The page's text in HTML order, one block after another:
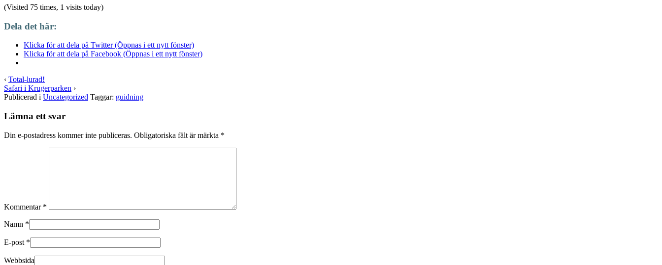
(Visited 75 times, 1 visits today)
Dela det här:
Klicka för att dela på Twitter (Öppnas i ett nytt fönster)
Klicka för att dela på Facebook (Öppnas i ett nytt fönster)
‹ Total-lurad!
Safari i Krugerparken ›
Publicerad i Uncategorized Taggar: guidning
Lämna ett svar
Din e-postadress kommer inte publiceras. Obligatoriska fält är märkta *
Kommentar *
Namn *
E-post *
Webbsida